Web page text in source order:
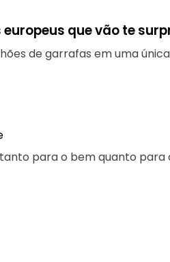
que vão te
de garrafas em uma
para o bem quanto para